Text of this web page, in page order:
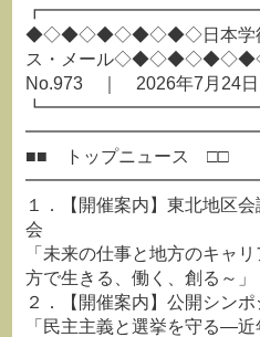
◆◇◆◇◆◇◆◇◆◇日本学術
ス・メール
No.973 ｜ 2026年7月24日
■■ トップニュース □□
１．【開催案内】東北地区
会
「未来の仕事と地方のキャ
方で生きる、働く、創る～」
２．【開催案内】公開シンポ
「民主主義と選挙を守る―